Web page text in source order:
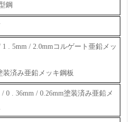
鋼
1 . 5mm / 2.0mmコルゲート亜鉛メッ
装済み亜鉛メッキ鋼板
/ 0 . 36mm / 0.26mm塗装済み亜鉛メ